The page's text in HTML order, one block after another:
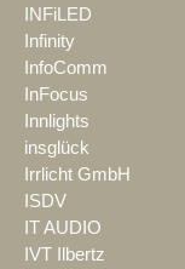
INFiLED
Infinity
InfoComm
InFocus
Innlights
insglück
Irrlicht GmbH
ISDV
IT AUDIO
IVT Ilbertz